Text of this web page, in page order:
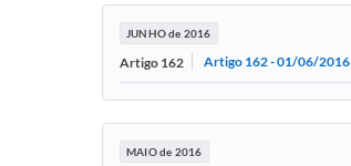
JUNHO de 2016
Artigo 162 Artigo 162 - 01/06/2016
MAIO de 2016